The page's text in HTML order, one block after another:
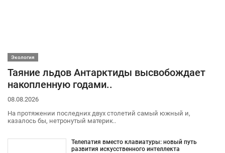
Экология
Таяние льдов Антарктиды высвобождает
накопленную годами..
08.08.2026
На протяжении последних двух столетий самый южный и,
казалось бы, нетронутый материк..
Телепатия вместо клавиатуры: новый путь
развития искусственного интеллекта